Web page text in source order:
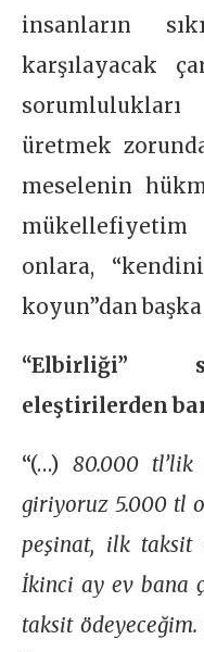
insanların
karşılayacak
üretmek
meselenin
onlara,
koyun”dan
“Elbirliği”
eleştirilerden
“(…) 80.000
giriyoruz 5.000 tl
peşinat, ilk
İkinci ay ev bana
taksit